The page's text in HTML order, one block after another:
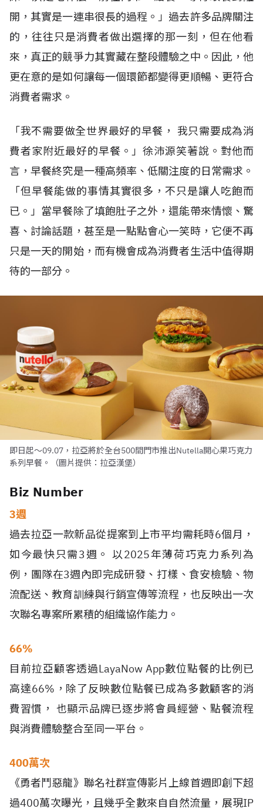
開，其實是一連串很長的過程。」過去許多品牌關注
的，往往只是消費者做出選擇的那一刻，但在他看
來，真正的競爭力其實藏在整段體驗之中。因此，他
更在意的是如何讓每一個環節都變得更順暢、更符合
消費者需求。
「我不需要做全世界最好的早餐， 我只需要成為消
費者家附近最好的早餐。」徐沛源笑著說。對他而
言，早餐終究是一種高頻率、低關注度的日常需求。
「但早餐能做的事情其實很多，不只是讓人吃飽而
已。」當早餐除了填飽肚子之外，還能帶來情懷、驚
喜、討論話題，甚至是一點點會心一笑時，它便不再
只是一天的開始，而有機會成為消費者生活中值得期
待的一部分。
即日起～09.07，拉亞將於全台500間門市推出Nutella開心果巧克力
系列早餐。（圖片提供：拉亞漢堡）
Biz Number
3週
過去拉亞一款新品從提案到上市平均需耗時6個月，
如今最快只需3週。 以2025年薄荷巧克力系列為
例，團隊在3週內即完成研發、打樣、食安檢驗、物
流配送、教育訓練與行銷宣傳等流程，也反映出一次
次聯名專案所累積的組織協作能力。
66%
目前拉亞顧客透過LayaNow App數位點餐的比例已
高達66%，除了反映數位點餐已成為多數顧客的消
費習慣， 也顯示品牌已逐步將會員經營、點餐流程
與消費體驗整合至同一平台。
400萬次
《勇者鬥惡龍》聯名社群宣傳影片上線首週即創下超
過400萬次曝光，且幾乎全數來自自然流量，展現IP